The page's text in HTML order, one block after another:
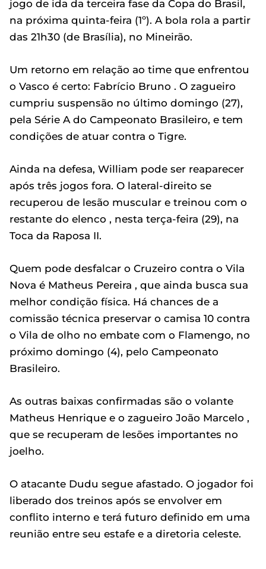
jogo de ida da terceira fase da Copa do Brasil,
na próxima quinta-feira (1º). A bola rola a partir
das 21h30 (de Brasília), no Mineirão.
Um retorno em relação ao time que enfrentou
o Vasco é certo: Fabrício Bruno . O zagueiro
cumpriu suspensão no último domingo (27),
pela Série A do Campeonato Brasileiro, e tem
condições de atuar contra o Tigre.
Ainda na defesa, William pode ser reaparecer
após três jogos fora. O lateral-direito se
recuperou de lesão muscular e treinou com o
restante do elenco , nesta terça-feira (29), na
Toca da Raposa II.
Quem pode desfalcar o Cruzeiro contra o Vila
Nova é Matheus Pereira , que ainda busca sua
melhor condição física. Há chances de a
comissão técnica preservar o camisa 10 contra
o Vila de olho no embate com o Flamengo, no
próximo domingo (4), pelo Campeonato
Brasileiro.
As outras baixas confirmadas são o volante
Matheus Henrique e o zagueiro João Marcelo ,
que se recuperam de lesões importantes no
joelho.
O atacante Dudu segue afastado. O jogador foi
liberado dos treinos após se envolver em
conflito interno e terá futuro definido em uma
reunião entre seu estafe e a diretoria celeste.